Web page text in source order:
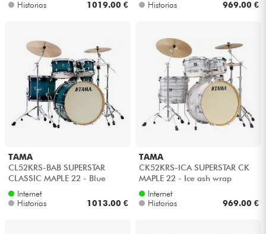
Historias 1019.00 € Historias 969.00 €
TAMA
CL52KRS-BAB SUPERSTAR
CLASSIC MAPLE 22 - Blue
lacquer burst
Internet
Historias
1013.00 €
TAMA
CK52KRS-ICA SUPERSTAR CK
MAPLE 22 - Ice ash wrap
Internet
Historias
969.00 €